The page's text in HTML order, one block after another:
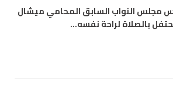
مجلس النواب السابق المحامي ميشال
بالصلاة لراحة نفسه…